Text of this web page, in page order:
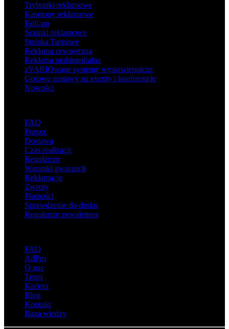
Trybunki reklamowe
Kasetony reklamowe
Roll-up
Ścianki reklamowe
Stoiska Targowe
Reklama zewnętrzna
Reklama multimedialna
zVARIOwane systemy wystawiennicze
Gotowe zestawy na eventy i konferencje
Nowości
FAQ
Pomoc
Dostawa
Czas realizacji
Regulamin
Warunki gwarancji
Reklamacje
Zwroty
Płatności
Sprawdzenie do druku
Regulamin newslettera
FAQ
AdPro
O nas
Team
Kariera
Blog
Kontakt
Baza wiedzy